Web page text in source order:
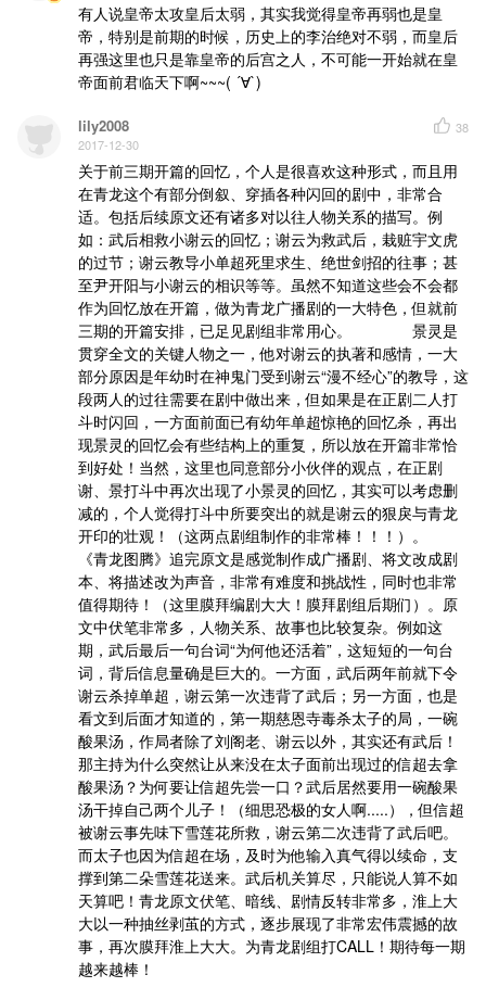
有人说皇帝太攻皇后太弱，其实我觉得皇帝再弱也是皇
帝，特别是前期的时候，历史上的李治绝对不弱，而皇后
再强这里也只是靠皇帝的后宫之人，不可能一开始就在皇
帝面前君临天下啊~~~( ´∀`)
lily2008
2017-12-30
38
关于前三期开篇的回忆，个人是很喜欢这种形式，而且用
在青龙这个有部分倒叙、穿插各种闪回的剧中，非常合
适。包括后续原文还有诸多对以往人物关系的描写。例
如：武后相救小谢云的回忆；谢云为救武后，栽赃宇文虎
的过节；谢云教导小单超死里求生、绝世剑招的往事；甚
至尹开阳与小谢云的相识等等。虽然不知道这些会不会都
作为回忆放在开篇，做为青龙广播剧的一大特色，但就前
三期的开篇安排，已足见剧组非常用心。              景灵是
贯穿全文的关键人物之一，他对谢云的执著和感情，一大
部分原因是年幼时在神鬼门受到谢云“漫不经心”的教导，这
段两人的过往需要在剧中做出来，但如果是在正剧二人打
斗时闪回，一方面前面已有幼年单超惊艳的回忆杀，再出
现景灵的回忆会有些结构上的重复，所以放在开篇非常恰
到好处！当然，这里也同意部分小伙伴的观点，在正剧
谢、景打斗中再次出现了小景灵的回忆，其实可以考虑删
减的，个人觉得打斗中所要突出的就是谢云的狠戾与青龙
开印的壮观！（这两点剧组制作的非常棒！！！）。
《青龙图腾》追完原文是感觉制作成广播剧、将文改成剧
本、将描述改为声音，非常有难度和挑战性，同时也非常
值得期待！（这里膜拜编剧大大！膜拜剧组后期们）。原
文中伏笔非常多，人物关系、故事也比较复杂。例如这
期，武后最后一句台词“为何他还活着”，这短短的一句台
词，背后信息量确是巨大的。一方面，武后两年前就下令
谢云杀掉单超，谢云第一次违背了武后；另一方面，也是
看文到后面才知道的，第一期慈恩寺毒杀太子的局，一碗
酸果汤，作局者除了刘阁老、谢云以外，其实还有武后！
那主持为什么突然让从来没在太子面前出现过的信超去拿
酸果汤？为何要让信超先尝一口？武后居然要用一碗酸果
汤干掉自己两个儿子！（细思恐极的女人啊.....），但信超
被谢云事先味下雪莲花所救，谢云第二次违背了武后吧。
而太子也因为信超在场，及时为他输入真气得以续命，支
撑到第二朵雪莲花送来。武后机关算尽，只能说人算不如
天算吧！青龙原文伏笔、暗线、剧情反转非常多，淮上大
大以一种抽丝剥茧的方式，逐步展现了非常宏伟震撼的故
事，再次膜拜淮上大大。为青龙剧组打CALL！期待每一期
越来越棒！